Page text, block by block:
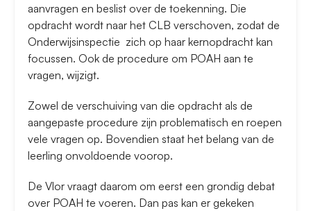
aanvragen en beslist over de toekenning. Die
opdracht wordt naar het CLB verschoven, zodat de
Onderwijsinspectie zich op haar kernopdracht kan
focussen. Ook de procedure om POAH aan te
vragen, wijzigt.
Zowel de verschuiving van die opdracht als de
aangepaste procedure zijn problematisch en roepen
vele vragen op. Bovendien staat het belang van de
leerling onvoldoende voorop.
De Vlor vraagt daarom om eerst een grondig debat
over POAH te voeren. Dan pas kan er gekeken